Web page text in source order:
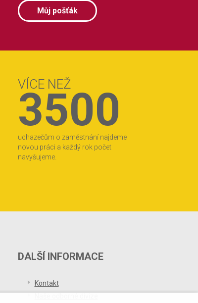
Můj pošťák
VÍCE NEŽ
3500
uchazečům o zaměstnání najdeme
novou práci a každý rok počet
navyšujeme.
DALŠÍ INFORMACE
Kontakt